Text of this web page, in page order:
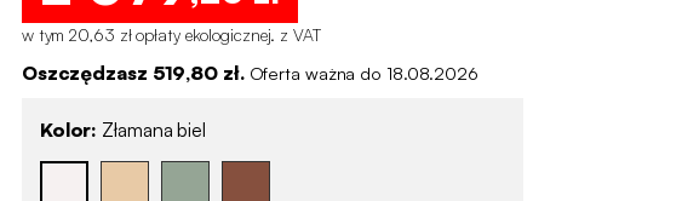
w tym 20,63 zł opłaty ekologicznej. z VAT
Oszczędzasz 519,80 zł. Oferta ważna do 18.08.2026
Kolor: Złamana biel